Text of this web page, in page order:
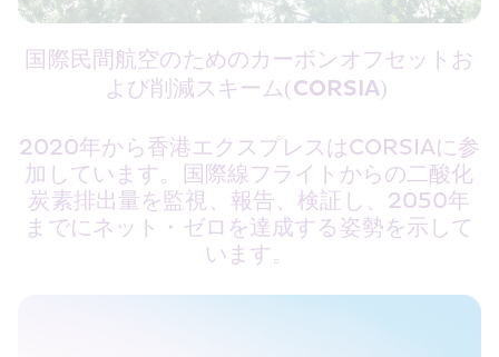
国際⺠間航空のためのカーボンオフセットお
よび削減スキーム(CORSIA)
2020年から香港エクスプレスはCORSIAに参
加しています。国際線フライトからの二酸化
炭素排出量を監視、報告、検証し、2050年
までにネット・ゼロを達成する姿勢を示して
います。